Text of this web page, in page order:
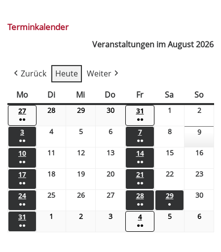
Terminkalender
Veranstaltungen im August 2026
Zurück Heute
Weiter
Mo
Di Mi Do Fr Sa So
27
●●
28 29 30 31
●●
1 2
3
●●
4 5 6 7
●●
8 9
10
●●
11 12 13 14
●●
15 16
17
●●
18 19 20 21
●●
22 23
24
●●
25 26 27 28
●●
29
●
30
31
●●
1 2 3 4
●●
5 6